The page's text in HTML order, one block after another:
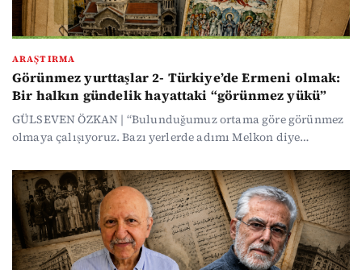
ARAŞTIRMA
Görünmez yurttaşlar 2- Türkiye’de Ermeni olmak:
Bir halkın gündelik hayattaki “görünmez yükü”
GÜLSEVEN ÖZKAN | “Bulunduğumuz ortama göre görünmez
olmaya çalışıyoruz. Bazı yerlerde adımı Melkon diye
her defasında burada doğduğumu açıklamak zorunda
kalıyorum" diyen gencin sözleri, Türkiye’de Ermeni olmanın
gündelik hayattaki karşılığını anlatıyor. “Üniversitede
sınıfın beynini yıkamakla suçlandım. Ermeniysen önce zarar
vermeyeceğini ispatlamak zorunda hissediyorsun” sözleri ise
bu toplumun yaşadığı baskıyı özetliyor.